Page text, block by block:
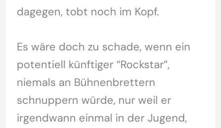
dagegen, tobt noch im Kopf.
Es wäre doch zu schade, wenn ein
potentiell künftiger “Rockstar”,
niemals an Bühnenbrettern
schnuppern würde, nur weil er
irgendwann einmal in der Jugend,